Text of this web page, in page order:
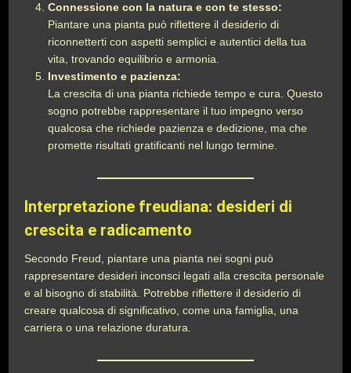
Connessione con la natura e con te stesso:
Piantare una pianta può riflettere il desiderio di
riconnetterti con aspetti semplici e autentici della tua
vita, trovando equilibrio e armonia.
Investimento e pazienza:
La crescita di una pianta richiede tempo e cura. Questo
sogno potrebbe rappresentare il tuo impegno verso
qualcosa che richiede pazienza e dedizione, ma che
promette risultati gratificanti nel lungo termine.
Interpretazione freudiana: desideri di
crescita e radicamento
Secondo Freud, piantare una pianta nei sogni può
rappresentare desideri inconsci legati alla crescita personale
e al bisogno di stabilità. Potrebbe riflettere il desiderio di
creare qualcosa di significativo, come una famiglia, una
carriera o una relazione duratura.